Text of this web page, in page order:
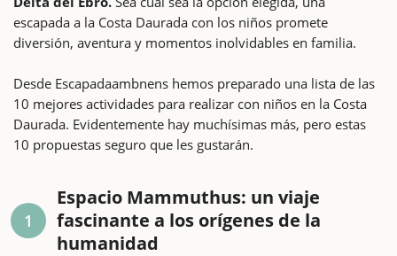
escapada a la Costa Daurada con los niños promete
diversión, aventura y momentos inolvidables en familia.
Desde Escapadaambnens hemos preparado una lista de las
10 mejores actividades para realizar con niños en la Costa
Daurada. Evidentemente hay muchísimas más, pero estas
10 propuestas seguro que les gustarán.
1
Espacio Mammuthus: un viaje
fascinante a los orígenes de la
humanidad